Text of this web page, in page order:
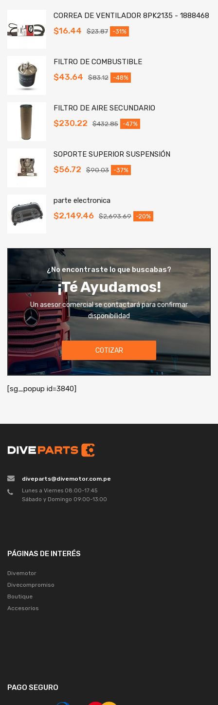
CORREA DE VENTILADOR 8PK2135 - 1888468
$23.87
$16.44 -31%
FILTRO DE COMBUSTIBLE
$83.12
$43.64 -48%
FILTRO DE AIRE SECUNDARIO
$432.85
$230.22 -47%
SOPORTE SUPERIOR SUSPENSIÓN
$90.03
$56.72 -37%
parte electronica
$2,693.69
$2,149.46 -20%
¿No encontraste lo que buscabas?
¡Té Ayudamos!
Un asesor comercial se contactará para confirmar
disponibilidad
COTIZAR
[sg_popup id=3840]
diveparts@divemotor.com.pe
Lunes a Viernes 08:00-17:45
Sábado y Domingo 09:00-13:00
PÁGINAS DE INTERÉS
Divemotor
Divecompromiso
Boutique
Accesorios
PAGO SEGURO